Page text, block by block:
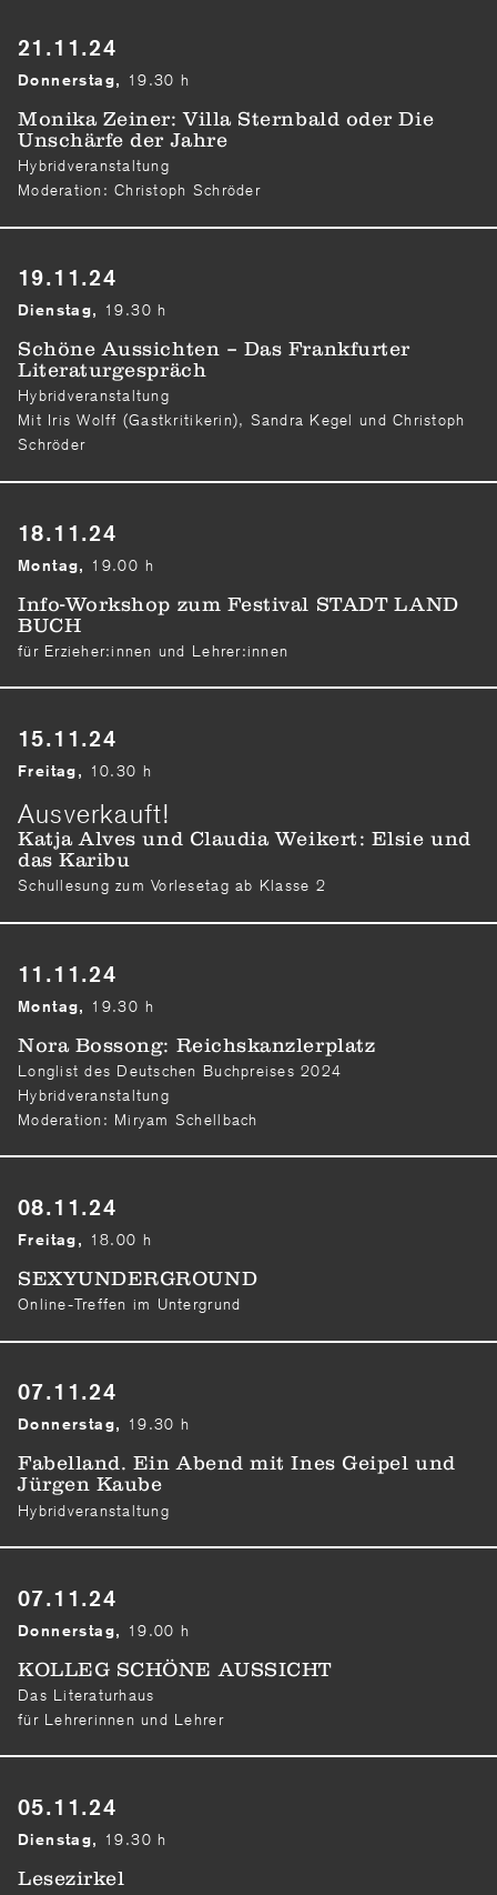
21.11.24
Donnerstag, 19.30 h
Monika Zeiner: Villa Sternbald oder Die
Unschärfe der Jahre
Hybridveranstaltung
Moderation: Christoph Schröder
19.11.24
Dienstag, 19.30 h
Schöne Aussichten – Das Frankfurter
Literaturgespräch
Hybridveranstaltung
Mit Iris Wolff (Gastkritikerin), Sandra Kegel und Christoph
Schröder
18.11.24
Montag, 19.00 h
Info-Workshop zum Festival STADT LAND
BUCH
für Erzieher:innen und Lehrer:innen
15.11.24
Freitag, 10.30 h
Ausverkauft!
Katja Alves und Claudia Weikert: Elsie und
das Karibu
Schullesung zum Vorlesetag ab Klasse 2
11.11.24
Montag, 19.30 h
Nora Bossong: Reichskanzlerplatz
Longlist des Deutschen Buchpreises 2024
Hybridveranstaltung
Moderation: Miryam Schellbach
08.11.24
Freitag, 18.00 h
SEXYUNDERGROUND
Online-Treffen im Untergrund
07.11.24
Donnerstag, 19.30 h
Fabelland. Ein Abend mit Ines Geipel und
Jürgen Kaube
Hybridveranstaltung
07.11.24
Donnerstag, 19.00 h
KOLLEG SCHÖNE AUSSICHT
Das Literaturhaus
für Lehrerinnen und Lehrer
05.11.24
Dienstag, 19.30 h
Lesezirkel